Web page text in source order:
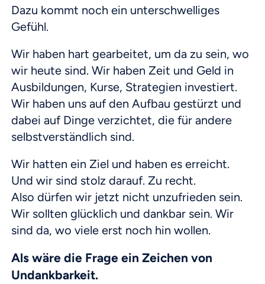
Dazu kommt noch ein unterschwelliges
Gefühl.
Wir haben hart gearbeitet, um da zu sein, wo
wir heute sind. Wir haben Zeit und Geld in
Ausbildungen, Kurse, Strategien investiert.
Wir haben uns auf den Aufbau gestürzt und
dabei auf Dinge verzichtet, die für andere
selbstverständlich sind.
Wir hatten ein Ziel und haben es erreicht.
Und wir sind stolz darauf. Zu recht.
Also dürfen wir jetzt nicht unzufrieden sein.
Wir sollten glücklich und dankbar sein. Wir
sind da, wo viele erst noch hin wollen.
Als wäre die Frage ein Zeichen von
Undankbarkeit.